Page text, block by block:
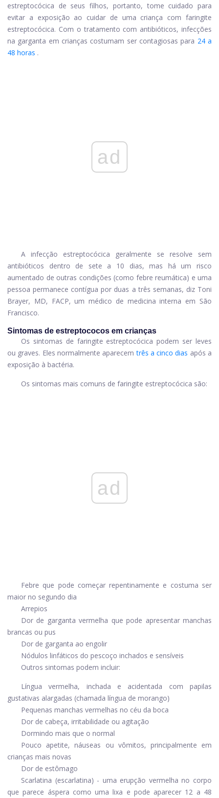
estreptocócica de seus filhos, portanto, tome cuidado para
evitar a exposição ao cuidar de uma criança com faringite
estreptocócica. Com o tratamento com antibióticos, infecções
na garganta em crianças costumam ser contagiosas para 24 a
48 horas .
ad
A infecção estreptocócica geralmente se resolve sem
antibióticos dentro de sete a 10 dias, mas há um risco
aumentado de outras condições (como febre reumática) e uma
pessoa permanece contígua por duas a três semanas, diz Toni
Brayer, MD, FACP, um médico de medicina interna em São
Francisco.
Sintomas de estreptococos em crianças
Os sintomas de faringite estreptocócica podem ser leves
ou graves. Eles normalmente aparecem três a cinco dias após a
exposição à bactéria.
Os sintomas mais comuns de faringite estreptocócica são:
ad
Febre que pode começar repentinamente e costuma ser
maior no segundo dia
Arrepios
Dor de garganta vermelha que pode apresentar manchas
brancas ou pus
Dor de garganta ao engolir
Nódulos linfáticos do pescoço inchados e sensíveis
Outros sintomas podem incluir:
Língua vermelha, inchada e acidentada com papilas
gustativas alargadas (chamada língua de morango)
Pequenas manchas vermelhas no céu da boca
Dor de cabeça, irritabilidade ou agitação
Dormindo mais que o normal
Pouco apetite, náuseas ou vômitos, principalmente em
crianças mais novas
Dor de estômago
Scarlatina (escarlatina) - uma erupção vermelha no corpo
que parece áspera como uma lixa e pode aparecer 12 a 48